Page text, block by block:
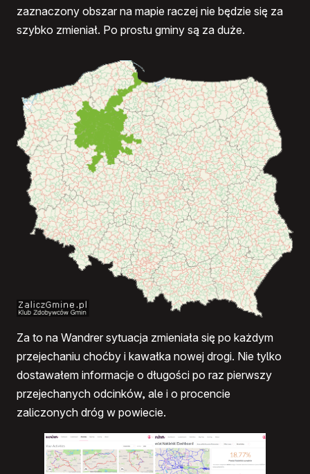
zaznaczony obszar na mapie raczej nie będzie się za
szybko zmieniał. Po prostu gminy są za duże.
Za to na Wandrer sytuacja zmieniała się po każdym
przejechaniu choćby i kawałka nowej drogi. Nie tylko
dostawałem informacje o długości po raz pierwszy
przejechanych odcinków, ale i o procencie
zaliczonych dróg w powiecie.